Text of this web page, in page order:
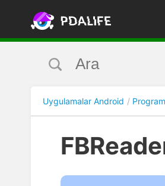
Uygulamalar Android